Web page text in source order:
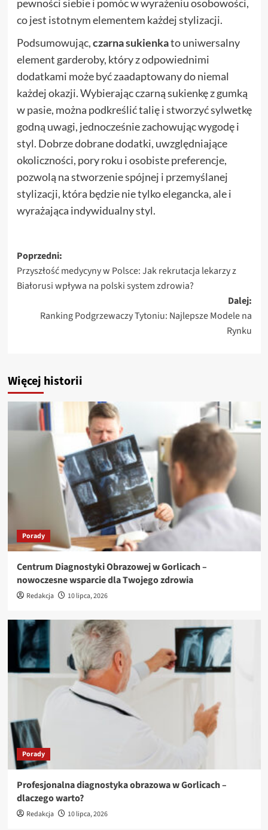
pewności siebie i pomóc w wyrażeniu osobowości,
co jest istotnym elementem każdej stylizacji.
Podsumowując,czarna sukienkato uniwersalny
element garderoby, który z odpowiednimi
dodatkami może być zaadaptowany do niemal
każdej okazji. Wybierając czarną sukienkę z gumką
w pasie, można podkreślić talię i stworzyć sylwetkę
godną uwagi, jednocześnie zachowując wygodę i
styl. Dobrze dobrane dodatki, uwzględniające
okoliczności, pory roku i osobiste preferencje,
pozwolą na stworzenie spójnej i przemyślanej
stylizacji, która będzie nie tylko elegancka, ale i
wyrażająca indywidualny styl.
Zobacz
wpisy
Poprzedni:
Przyszłość medycyny w Polsce: Jak rekrutacja lekarzy z
Białorusi wpływa na polski system zdrowia?
Dalej:
Ranking Podgrzewaczy Tytoniu: Najlepsze Modele na
Rynku
Więcej historii
Porady
Centrum Diagnostyki Obrazowej w Gorlicach –
nowoczesne wsparcie dla Twojego zdrowia
Redakcja 10 lipca, 2026
Porady
Profesjonalna diagnostyka obrazowa w Gorlicach –
dlaczego warto?
Redakcja 10 lipca, 2026